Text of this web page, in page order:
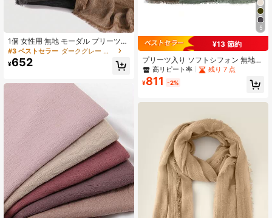
1個 女性用 無地 モーダル プリーツ
タッセル スカーフ、カジュアル デイ
リー ヘッドスカーフ、日よけ 防寒
ショール ヒジャブ ドレス用、控えめ
#3 ベストセラー ダークグレー 女性用ヒジャブ
¥652
5
¥13 節約
プリーツ入り ソフトシフォン 無地
ムスリム ヘッドスカーフ 3点セット
レディース、毎日のヘッドラップ ヒ
ジャブ アバヤ
高リピート率 残り 7 点
¥811 -2%